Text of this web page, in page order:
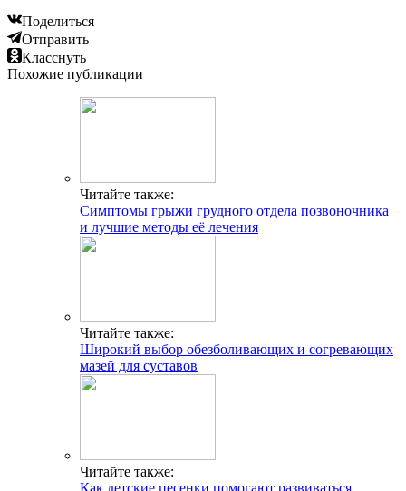
Поделиться
Отправить
Класснуть
Похожие публикации
Читайте также:
Симптомы грыжи грудного отдела позвоночника
и лучшие методы её лечения
Читайте также:
Широкий выбор обезболивающих и согревающих
мазей для суставов
Читайте также:
Как детские песенки помогают развиваться